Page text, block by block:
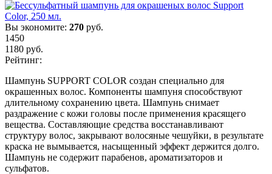
Вы экономите: 270 руб.
1450
1180 руб.
Рейтинг:
Шампунь SUPPORT COLOR создан специально для
окрашенных волос. Компоненты шампуня способствуют
длительному сохранению цвета. Шампунь снимает
раздражение с кожи головы после применения красящего
вещества. Составляющие средства восстанавливают
структуру волос, закрывают волосяные чешуйки, в результате
краска не вымывается, насыщенный эффект держится долго.
Шампунь не содержит парабенов, ароматизаторов и
сульфатов.